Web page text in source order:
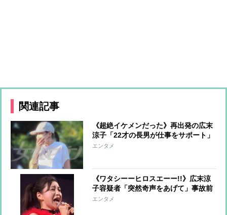
関連記事
《超絶イケメンだった》再出発の広末
涼子「22才の長男が仕事をサポート」
美人インフルエンサーと真剣交際中の
エンタメ
《ワタシーーヒロスエーー!!》広末涼
子容疑者「突然奇声をあげて」事故前
後の奇行詳報「もともと独自の世界観
エンタメ